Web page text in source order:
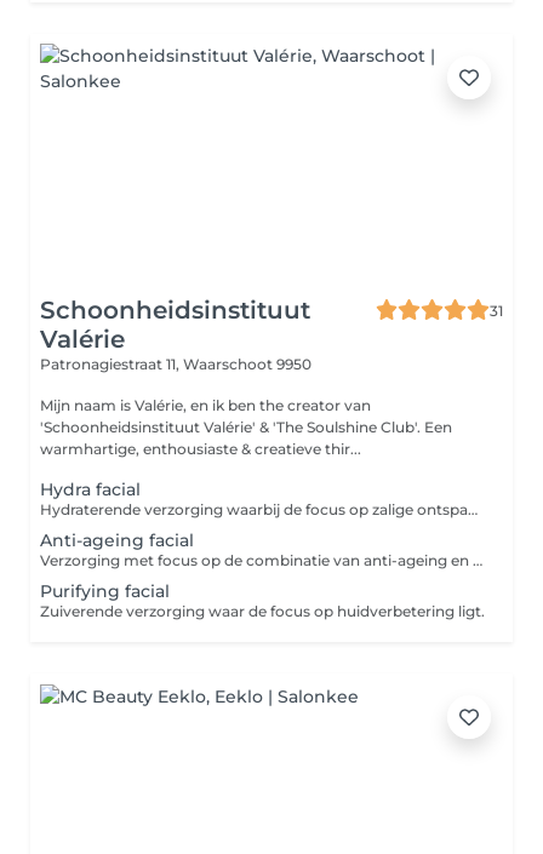
Schoonheidsinstituut
Valérie
31
Patronagiestraat 11, Waarschoot 9950
Mijn naam is Valérie, en ik ben the creator van
'Schoonheidsinstituut Valérie' & 'The Soulshine Club'. Een
warmhartige, enthousiaste & creatieve thir...
Hydra facial
Hydraterende verzorging waarbij de focus op zalige ontspanning ligt.
Anti-ageing facial
Verzorging met focus op de combinatie van anti-ageing en zalige ontspanning.
Purifying facial
Zuiverende verzorging waar de focus op huidverbetering ligt.